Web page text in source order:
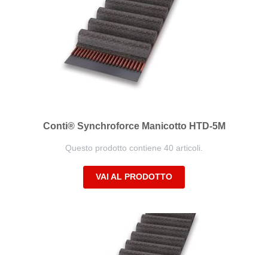
Conti® Synchroforce Manicotto HTD-5M
Questo prodotto contiene 40 articoli.
VAI AL PRODOTTO